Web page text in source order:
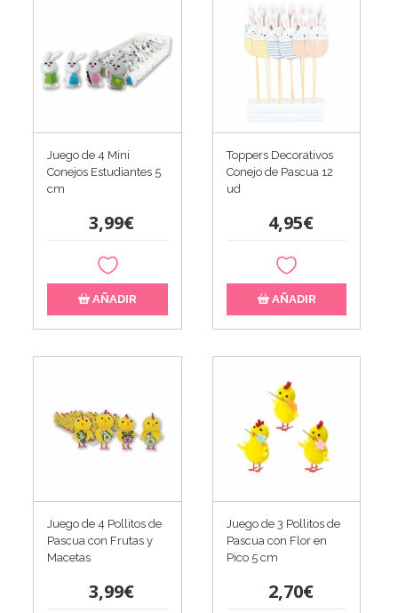
Juego de 4 Mini
Conejos Estudiantes 5
cm
3,99€
AÑADIR
Toppers Decorativos
Conejo de Pascua 12
ud
4,95€
AÑADIR
Juego de 4 Pollitos de
Pascua con Frutas y
Macetas
3,99€
Juego de 3 Pollitos de
Pascua con Flor en
Pico 5 cm
2,70€